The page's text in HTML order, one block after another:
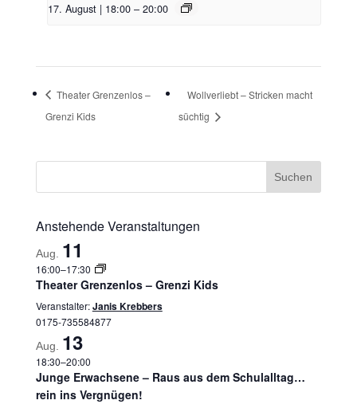
17. August | 18:00 – 20:00
Theater Grenzenlos –
Grenzi Kids
Wollverliebt – Stricken macht
süchtig
Anstehende Veranstaltungen
Aug. 11
16:00–17:30
Theater Grenzenlos – Grenzi Kids
Veranstalter:Janis Krebbers
0175-735584877
Aug. 13
18:30–20:00
Junge Erwachsene – Raus aus dem Schulalltag…
rein ins Vergnügen!